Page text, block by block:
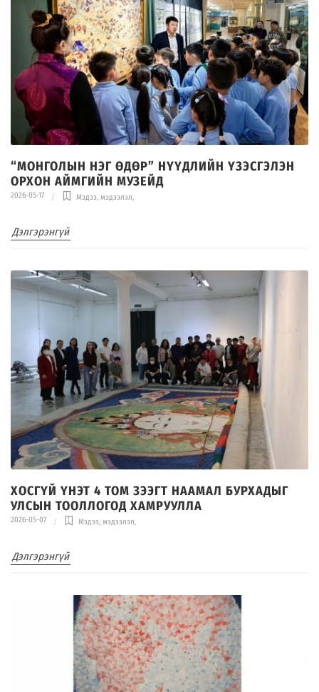
“МОНГОЛЫН НЭГ ӨДӨР” НҮҮДЛИЙН ҮЗЭСГЭЛЭН
ОРХОН АЙМГИЙН МУЗЕЙД
2026-05-17 Мэдээ, мэдээлэл,
Дэлгэрэнгүй
ХОСГҮЙ ҮНЭТ 4 ТОМ ЗЭЭГТ НААМАЛ БУРХАДЫГ
УЛСЫН ТООЛЛОГОД ХАМРУУЛЛА
2026-05-07 Мэдээ, мэдээлэл,
Дэлгэрэнгүй